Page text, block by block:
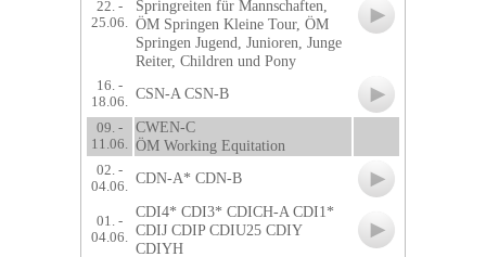
22. -
25.06.
Springreiten für Mannschaften,
ÖM Springen Kleine Tour, ÖM
Springen Jugend, Junioren, Junge
Reiter, Children und Pony
16. -
18.06. CSN-A CSN-B
09. -
11.06.
CWEN-C
ÖM Working Equitation
02. -
04.06. CDN-A* CDN-B
01. -
04.06.
CDI4* CDI3* CDICH-A CDI1*
CDIJ CDIP CDIU25 CDIY
CDIYH